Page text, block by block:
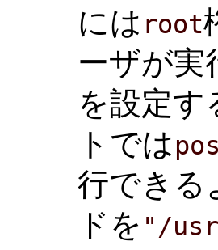
には root
ーザが
を設定す
トでは
行でき
ドを "/